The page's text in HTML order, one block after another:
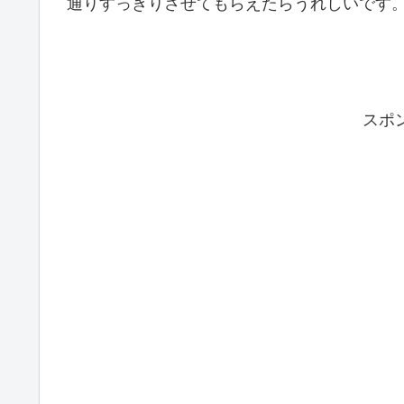
通りすっきりさせてもらえたらうれしいです。
スポ